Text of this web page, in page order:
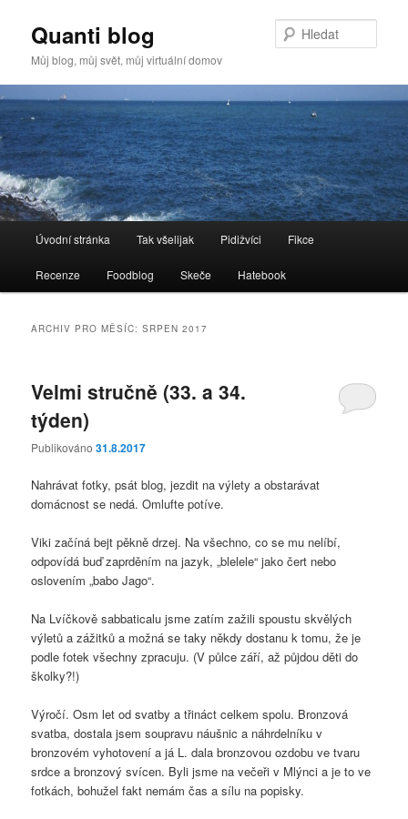
Quanti blog
Můj blog, můj svět, můj virtuální domov
navigační
Přejít
k
webu
Přejít
k
panelu
Úvodní stránka Tak všelijak Pidižvíci Fikce
Recenze Foodblog Skeče Hatebook
ARCHIV PRO MĚSÍC:SRPEN 2017
Velmi stručně (33. a 34.
týden)
Publikováno31.8.2017
Nahrávat fotky, psát blog, jezdit na výlety a obstarávat
domácnost se nedá. Omlufte potíve.
Viki začíná bejt pěkně drzej. Na všechno, co se mu nelíbí,
odpovídá buď zaprděním na jazyk, „blelele“ jako čert nebo
oslovením „babo Jago“.
Na Lvíčkově sabbaticalu jsme zatím zažili spoustu skvělých
výletů a zážitků a možná se taky někdy dostanu k tomu, že je
podle fotek všechny zpracuju. (V půlce září, až půjdou děti do
školky?!)
Výročí. Osm let od svatby a třináct celkem spolu. Bronzová
svatba, dostala jsem soupravu náušnic a náhrdelníku v
bronzovém vyhotovení a já L. dala bronzovou ozdobu ve tvaru
srdce a bronzový svícen. Byli jsme na večeři v Mlýnci a je to ve
fotkách, bohužel fakt nemám čas a sílu na popisky.